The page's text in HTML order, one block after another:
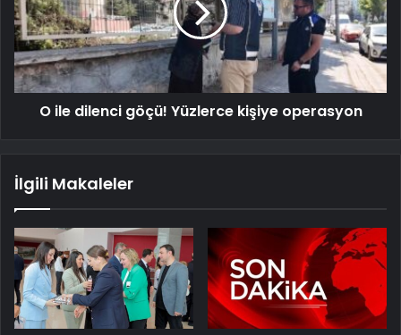
O ile dilenci göçü! Yüzlerce kişiye operasyon
İlgili Makaleler